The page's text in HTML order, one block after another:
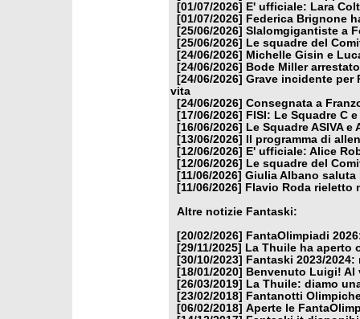
[01/07/2026]
E' ufficiale: Lara
[01/07/2026]
Federica Brignone
[25/06/2026] Slalomgigantiste a
[25/06/2026]
Le squadre del
[24/06/2026] Michelle Gisin e
[24/06/2026]
Bode Miller
[24/06/2026] Grave incidente per
vita
[24/06/2026] Consegnata a
[17/06/2026]
FISI: Le Squadre C
[16/06/2026]
Le Squadre ASIVA
[13/06/2026]
Il programma di
[12/06/2026]
E' ufficiale: Alice
[12/06/2026]
Le squadre del
[11/06/2026] Giulia Albano saluta
[11/06/2026]
Flavio Roda rieletto
Altre notizie Fantaski:
[20/02/2026]
FantaOlimpiadi
[29/11/2025]
La Thuile ha aperto
[30/10/2023]
Fantaski 2023/
[18/01/2020]
Benvenuto Luigi! Al
[26/03/2019]
La Thuile: diamo
[23/02/2018]
Fantanotti
[06/02/2018] Aperte le